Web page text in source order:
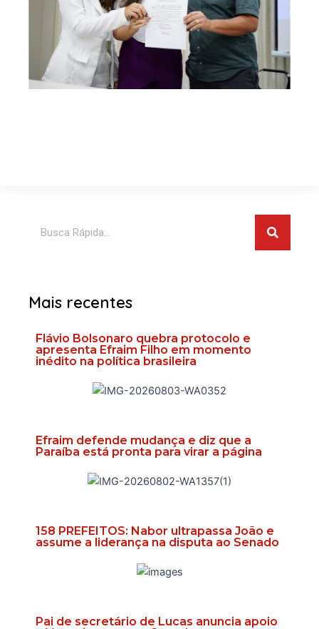
Mais recentes
Flávio Bolsonaro quebra protocolo e
apresenta Efraim Filho em momento
inédito na política brasileira
Efraim defende mudança e diz que a
Paraíba está pronta para virar a página
158 PREFEITOS: Nabor ultrapassa João e
assume a liderança na disputa ao Senado
Pai de secretário de Lucas anuncia apoio